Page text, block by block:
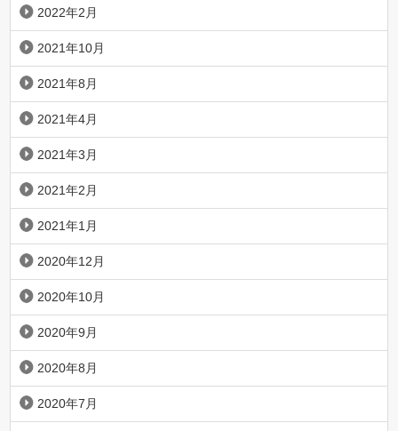
2022年2月
2021年10月
2021年8月
2021年4月
2021年3月
2021年2月
2021年1月
2020年12月
2020年10月
2020年9月
2020年8月
2020年7月